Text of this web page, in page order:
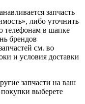
запчасть
либо уточнить
телефонам в шапке
брендов
см. во
и условия доставки
запчасти на ваш
выберете